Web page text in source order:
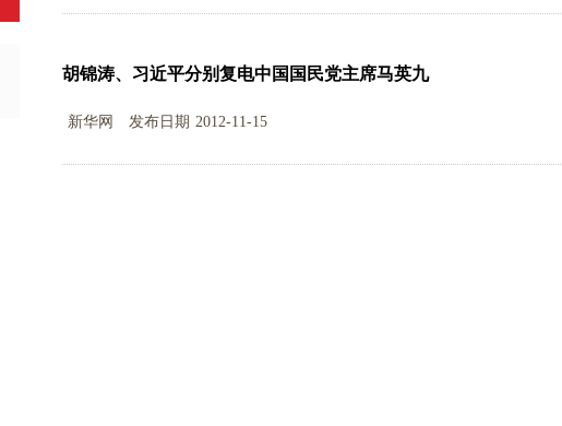
胡锦涛、习近平分别复电中国国民党主席马英九
新华网 发布日期 2012-11-15